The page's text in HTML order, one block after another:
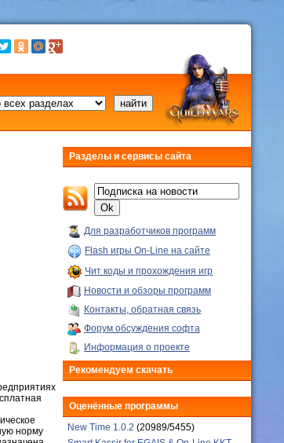
норму
Разделы и сервисы сайта
Для разработчиков программ
Flash игры On-Line на сайте
Чит коды и прохождения игр
Новости и обзоры программ
Контакты, обратная связь
Форум обсуждения софта
Информация о проекте
Рекомендуем скачать
Оценённые программы
New Time 1.0.2 (20989/5455)